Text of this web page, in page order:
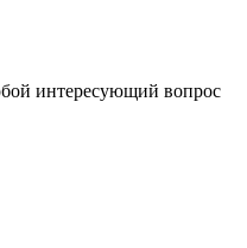
интересующий вопрос